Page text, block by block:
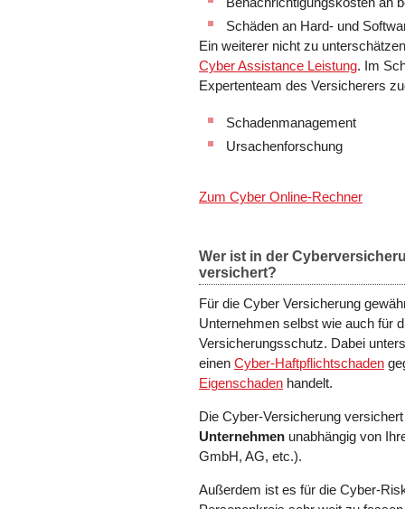
Schäden an Hard- und
Ein weiterer nicht zu
Cyber Assistance Leistung. Im
Expertenteam des Versicherers
Schadenmanagement
Ursachenforschung
Zum Cyber Online-Rechner
Wer ist in der
versichert?
Für die Cyber Versicherung
Unternehmen selbst wie auch für
Versicherungsschutz. Dabei
einen Cyber-Haftpflichtschaden
Eigenschaden handelt.
Die Cyber-Versicherung
Unternehmen unabhängig von
GmbH, AG, etc.).
Außerdem ist es für die Cyber-